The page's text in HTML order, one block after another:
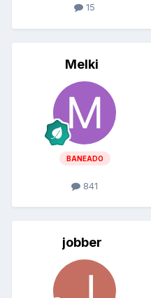
15
Melki
BANEADO
841
jobber